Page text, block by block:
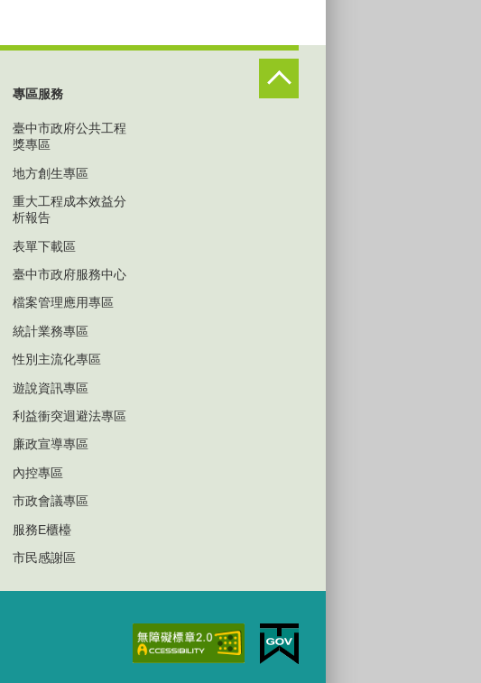
專區服務
臺中市政府公共工程
獎專區
地方創生專區
重大工程成本效益分
析報告
表單下載區
臺中市政府服務中心
檔案管理應用專區
統計業務專區
性別主流化專區
遊說資訊專區
利益衝突迴避法專區
廉政宣導專區
內控專區
市政會議專區
服務E櫃檯
市民感謝區